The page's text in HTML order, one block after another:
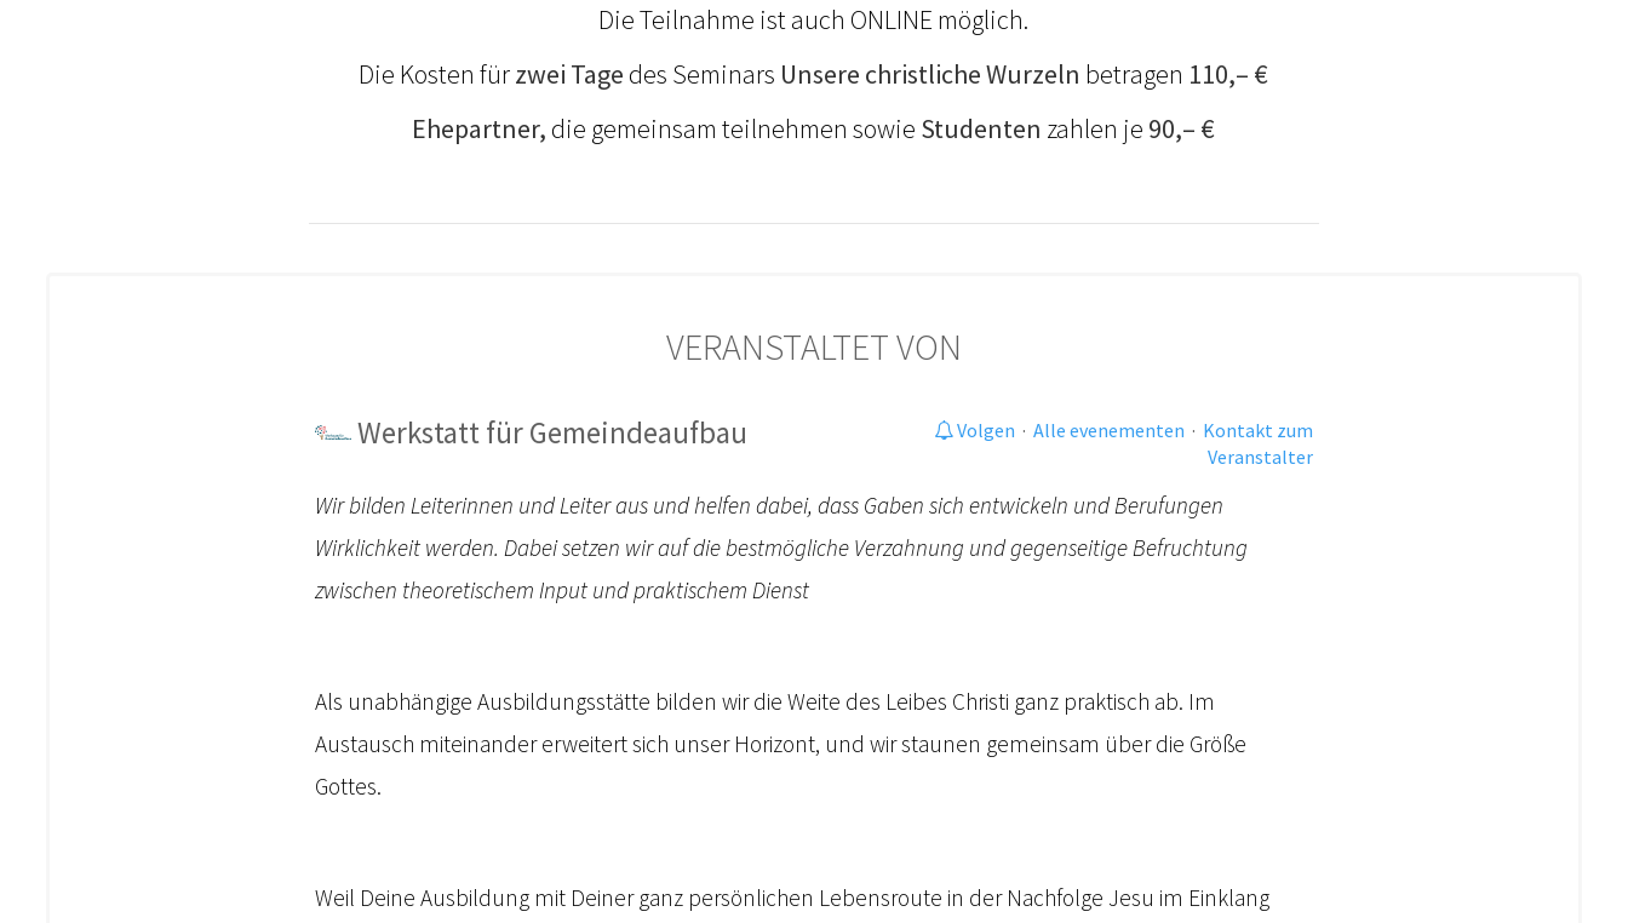
Die Teilnahme ist auch ONLINE möglich.
Die Kosten fürzwei Tage des Seminars Unsere christliche Wurzeln betragen 110,– €
Ehepartner, die gemeinsam teilnehmen sowie Studenten zahlen je 90,– €
VERANSTALTET VON
Werkstatt für Gemeindeaufbau Volgen · Alle evenementen · Kontakt zum
Veranstalter
Wir bilden Leiterinnen und Leiter aus und helfen dabei, dass Gaben sich entwickeln und Berufungen
Wirklichkeit werden. Dabei setzen wir auf die bestmögliche Verzahnung und gegenseitige Befruchtung
zwischen theoretischem Input und praktischem Dienst
Als unabhängige Ausbildungsstätte bilden wir die Weite des Leibes Christi ganz praktisch ab. Im
Austausch miteinander erweitert sich unser Horizont, und wir staunen gemeinsam über die Größe
Gottes.
Weil Deine Ausbildung mit Deiner ganz persönlichen Lebensroute in der Nachfolge Jesu im Einklang